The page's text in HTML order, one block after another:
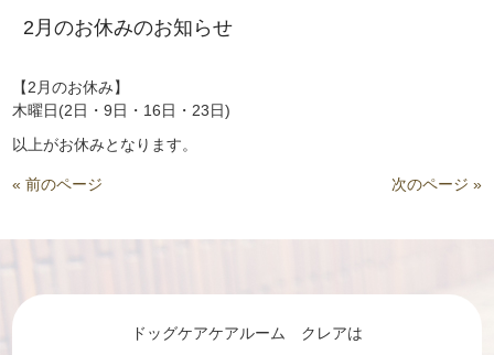
2月のお休みのお知らせ
【2月のお休み】
木曜日(2日・9日・16日・23日)
以上がお休みとなります。
« 前のページ 次のページ »
ドッグケアケアルーム クレアは